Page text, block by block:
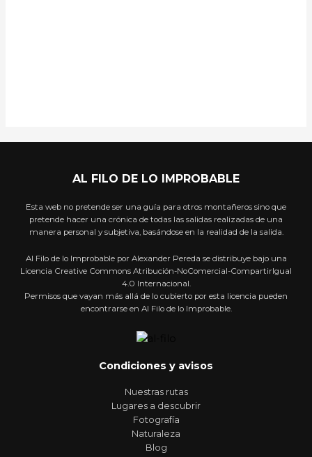
AL FILO DE LO IMPROBABLE
Esta web no pretende ser una guía para otros montañeros sino que
pretende hacer una crónica de todas las salidas realizadas de una
manera personal y subjetiva, basándose en la realidad de la salida.
Al Filo de lo Improbable por Alexander Pereda se distribuye bajo una
Licencia Creative Commons Atribución-NoComercial-CompartirIgual
4.0 Internacional.
Permisos que vayan más allá de lo cubierto por esta licencia pueden
encontrarse en Al Filo de lo Improbable.
Condiciones y avisos
Nuestras rutas
Lugares a descubrir
Fotografía
Naturaleza
Blog